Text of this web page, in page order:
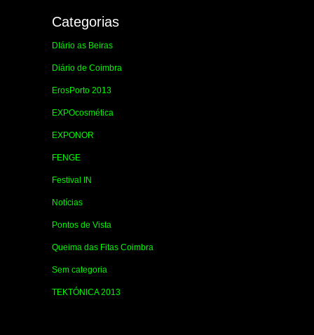
Categorias
DIário as Beiras
Diário de Coimbra
ErosPorto 2013
EXPOcosmética
EXPONOR
FENGE
Festival IN
Notícias
Pontos de Vista
Queima das Fitas Coimbra
Sem categoria
TEKTÓNICA 2013